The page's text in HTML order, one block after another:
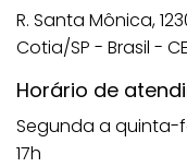
R. Santa Mônica,
Cotia/SP - Brasil -
Horário de
Segunda a quinta-
17h